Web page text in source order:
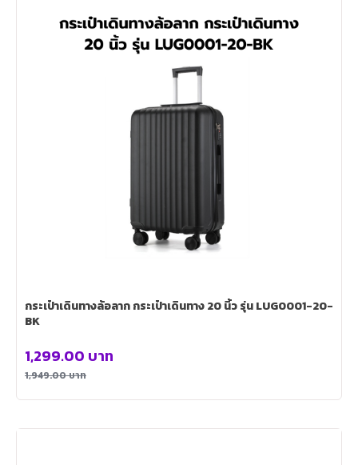
กระเป๋าเดินทางล้อลาก กระเป๋าเดินทาง 20 นิ้ว รุ่น LUG0001-20-
BK
1,949.00บาท
1,299.00 บาท